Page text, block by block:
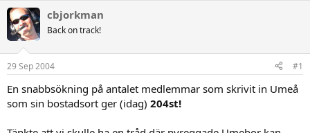
a
d
s
t
a
r
e
r
d
a
e
cbjorkman
Back on track!
29 Sep 2004 #1
En snabbsökning på antalet medlemmar som skrivit in Umeå
som sin bostadsort ger (idag) 204st!